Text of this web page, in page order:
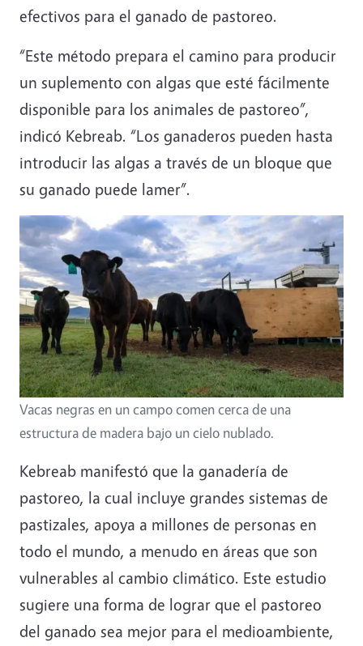
efectivos para el ganado de pastoreo.
“Este método prepara el camino para producir
un suplemento con algas que esté fácilmente
disponible para los animales de pastoreo”,
indicó Kebreab. “Los ganaderos pueden hasta
introducir las algas a través de un bloque que
su ganado puede lamer”.
Vacas negras en un campo comen cerca de una
estructura de madera bajo un cielo nublado.
Kebreab manifestó que la ganadería de
pastoreo, la cual incluye grandes sistemas de
pastizales, apoya a millones de personas en
todo el mundo, a menudo en áreas que son
vulnerables al cambio climático. Este estudio
sugiere una forma de lograr que el pastoreo
del ganado sea mejor para el medioambiente,